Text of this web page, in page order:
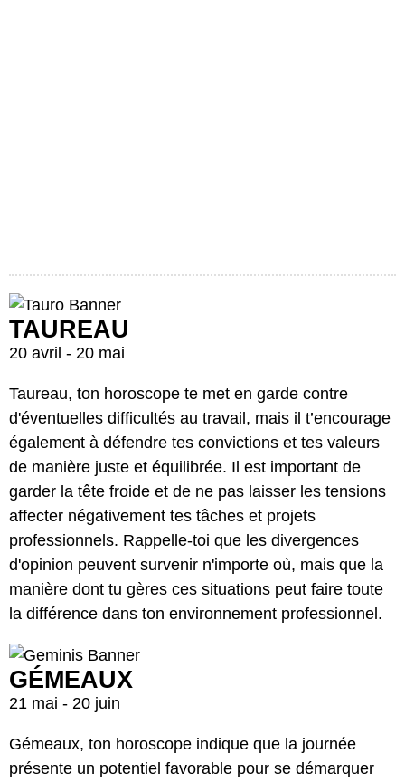
TAUREAU
20 avril - 20 mai
Taureau, ton horoscope te met en garde contre
d'éventuelles difficultés au travail, mais il t’encourage
également à défendre tes convictions et tes valeurs
de manière juste et équilibrée. Il est important de
garder la tête froide et de ne pas laisser les tensions
affecter négativement tes tâches et projets
professionnels. Rappelle-toi que les divergences
d'opinion peuvent survenir n'importe où, mais que la
manière dont tu gères ces situations peut faire toute
la différence dans ton environnement professionnel.
GÉMEAUX
21 mai - 20 juin
Gémeaux, ton horoscope indique que la journée
présente un potentiel favorable pour se démarquer